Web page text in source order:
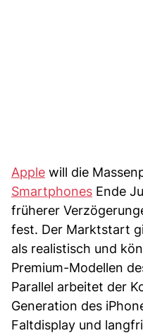
Apple will die
Smartphones Ende
früherer
fest. Der Marktstart
als realistisch und
Premium-Modellen
Parallel arbeitet der
Generation des
Faltdisplay und